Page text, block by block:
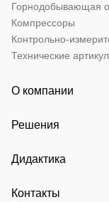
Горнодобывающая
Компрессоры
Контрольно-
Технические
О компании
Решения
Дидактика
Контакты